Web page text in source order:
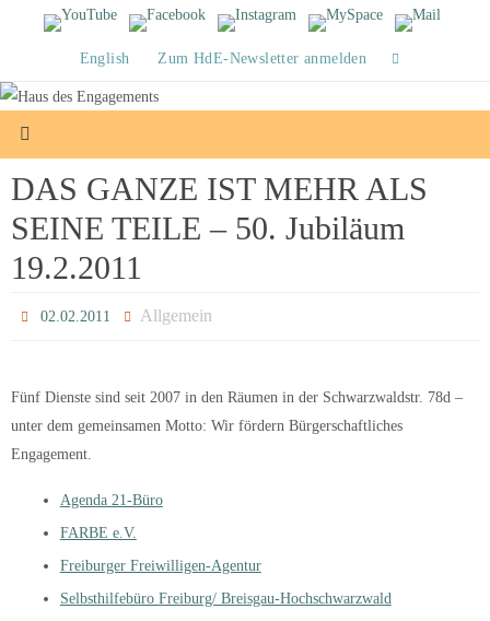
English Zum HdE-Newsletter anmelden
DAS GANZE IST MEHR ALS
SEINE TEILE – 50. Jubiläum
19.2.2011
02.02.2011 Allgemein
Fünf Dienste sind seit 2007 in den Räumen in der Schwarzwaldstr. 78d –
unter dem gemeinsamen Motto: Wir fördern Bürgerschaftliches
Engagement.
Agenda 21-Büro
FARBE e.V.
Freiburger Freiwilligen-Agentur
Selbsthilfebüro Freiburg/ Breisgau-Hochschwarzwald